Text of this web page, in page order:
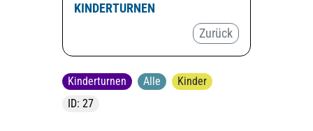
KINDERTURNEN
Zurück
Kinderturnen Alle
Kinder
ID: 27